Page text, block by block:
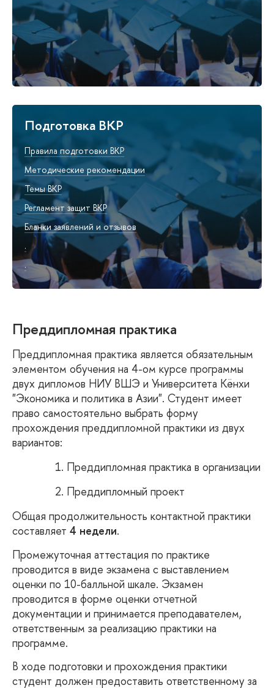
Подготовка ВКР
Правила подготовки ВКР
Методические рекомендации
Темы ВКР
Регламент защит ВКР
Бланки заявлений и отзывов
.
.
Преддипломная практика
Преддипломная практика является обязательным
элементом обучения на 4-ом курсе программы
двух дипломов НИУ ВШЭ и Университета Кёнхи
"Экономика и политика в Азии". Студент имеет
право самостоятельно выбрать форму
прохождения преддипломной практики из двух
вариантов:
Преддипломная практика в организации
Преддипломный проект
Общая продолжительность контактной практики
составляет 4 недели.
Промежуточная аттестация по практике
проводится в виде экзамена с выставлением
оценки по 10-балльной шкале. Экзамен
проводится в форме оценки отчетной
документации и принимается преподавателем,
ответственным за реализацию практики на
программе.
В ходе подготовки и прохождения практики
студент должен предоставить ответственному за